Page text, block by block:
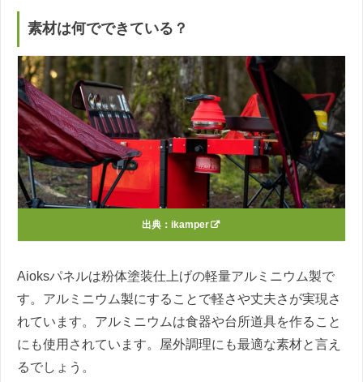
素材は何でできている？
出典： ikamper
Aioksパネルは粉体塗装仕上げの軽量アルミニウム製で
す。アルミニウム製にすることで軽さや丈夫さが実現さ
れています。アルミニウムは食器や台所道具を作ること
にも使用されています。屋外調理にも最適な素材と言え
るでしょう。